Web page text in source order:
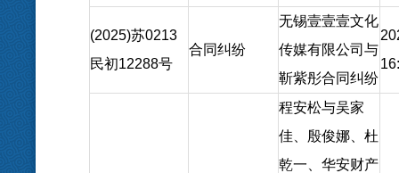
(2025)苏0213
民初12288号
合同纠纷
无锡壹壹壹文化
传媒有限公司与
靳紫彤合同纠纷
程安松与吴家
佳、殷俊娜、杜
乾一、华安财产